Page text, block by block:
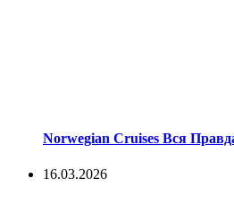
Norwegian Cruises Вся
16.03.2026